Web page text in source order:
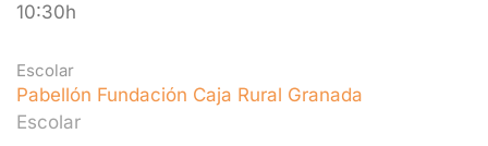
10:30h
Escolar
Pabellón Fundación Caja Rural Granada
Escolar